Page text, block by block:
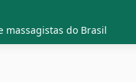
massagistas do Brasil